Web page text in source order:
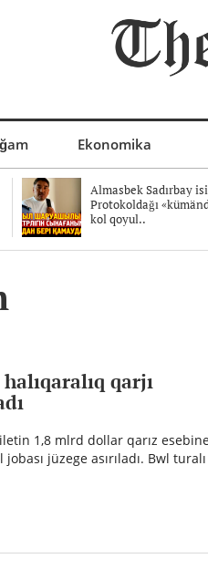
Ekonomika
Almasbek Sadırbay
Protokoldağı
kol qoyul..
qarjı
1,8 mlrd dollar qarız
jüzege asırıladı. Bwl